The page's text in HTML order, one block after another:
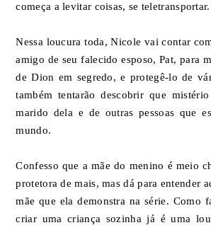
começa a levitar coisas, se
Nessa loucura toda, Nicole vai contar
amigo de seu falecido esposo, Pat, para
de Dion em segredo, e protegê-lo de
também tentarão descobrir que
marido dela e de outras pessoas que
mundo.
Confesso que a mãe do menino é meio
protetora de mais, mas dá para entender
mãe que ela demonstra na série. Como
criar uma criança sozinha já é uma